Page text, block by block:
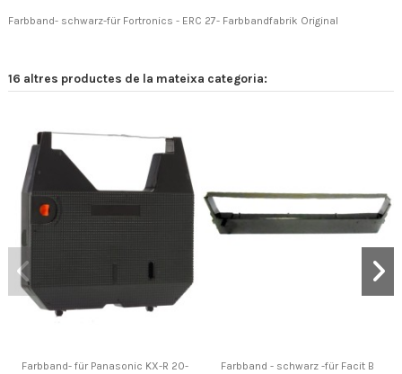
Farbband- schwarz-für Fortronics - ERC 27- Farbbandfabrik Original
16 altres productes de la mateixa categoria:
Farbband- für Panasonic KX-R 20-
Farbband - schwarz -für Facit B